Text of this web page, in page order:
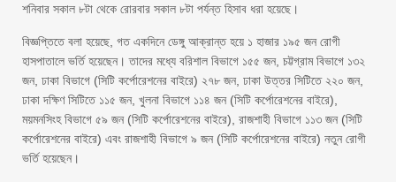
শনিবার সকাল ৮টা থেকে রোরবার সকাল ৮টা পর্যন্ত হিসাব ধরা হয়েছে।
বিজ্ঞপ্তিতে বলা হয়েছে, গত একদিনে ডেঙ্গু আক্রান্ত হয়ে ১ হাজার ১৯৫ জন রোগী
হাসপাতালে ভর্তি হয়েছেন। তাদের মধ্যে বরিশাল বিভাগে ১৫৫ জন, চট্টগ্রাম বিভাগে ১৩২
জন, ঢাকা বিভাগে (সিটি কর্পোরেশনের বাইরে) ২৭৮ জন, ঢাকা উত্তর সিটিতে ২২০ জন,
ঢাকা দক্ষিণ সিটিতে ১১৫ জন, খুলনা বিভাগে ১১৪ জন (সিটি কর্পোরেশনের বাইরে),
ময়মনসিংহ বিভাগে ৫৯ জন (সিটি কর্পোরেশনের বাইরে), রাজশাহী বিভাগে ১১৩ জন (সিটি
কর্পোরেশনের বাইরে) এবং রাজশাহী বিভাগে ৯ জন (সিটি কর্পোরেশনের বাইরে) নতুন রোগী
ভর্তি হয়েছেন।